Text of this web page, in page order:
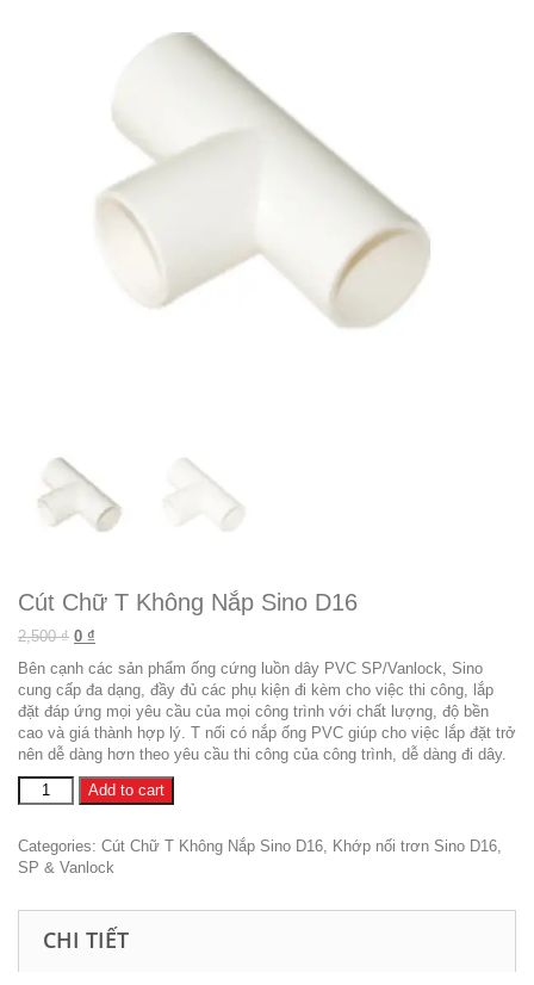
Cút Chữ T Không Nắp Sino D16
2,500₫ Original price was: 2,500 ₫.
0 ₫
Bên cạnh các sản phẩm ống cứng luồn dây PVC SP/Vanlock , Sino
cung cấp đa dạng, đầy đủ các phụ kiện đi kèm cho việc thi công, lắp
đặt đáp ứng mọi yêu cầu của mọi công trình với chất lượng, độ bền
cao và giá thành hợp lý. T nối có nắp ống PVC giúp cho việc lắp đặt trở
nên dễ dàng hơn theo yêu cầu thi công của công trình, dễ dàng đi dây.
Cút
Chữ
Không
Nắp
D16
quantity
Add to cart
Categories: Cút Chữ T Không Nắp Sino D16 Khớp nối trơn Sino D16
SP & Vanlock
CHI TIẾT